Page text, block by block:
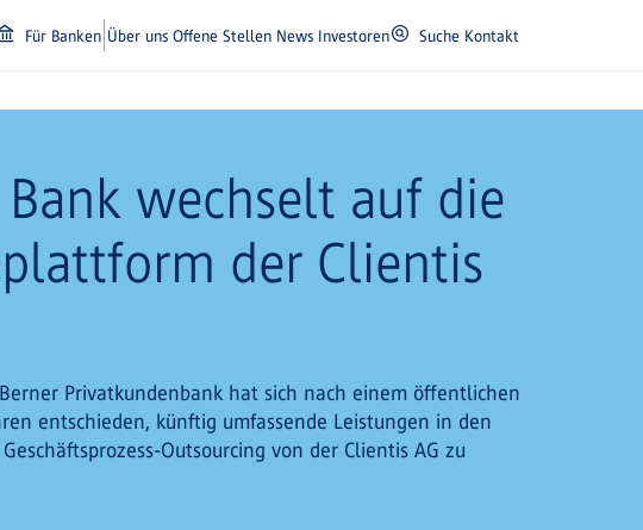
Für Banken Über uns Offene Stellen News Investoren Suche Kontakt
Bank wechselt auf die
der Clientis
Privatkundenbank hat sich nach einem öffentlichen
entschieden, künftig umfassende Leistungen in den
Outsourcing von der Clientis AG zu